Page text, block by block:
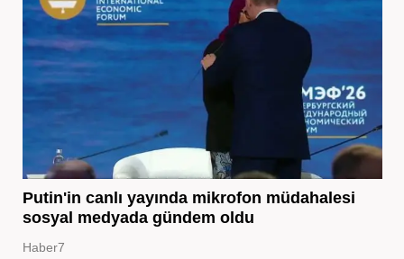
Putin'in canlı yayında mikrofon müdahalesi
sosyal medyada gündem oldu
Haber7